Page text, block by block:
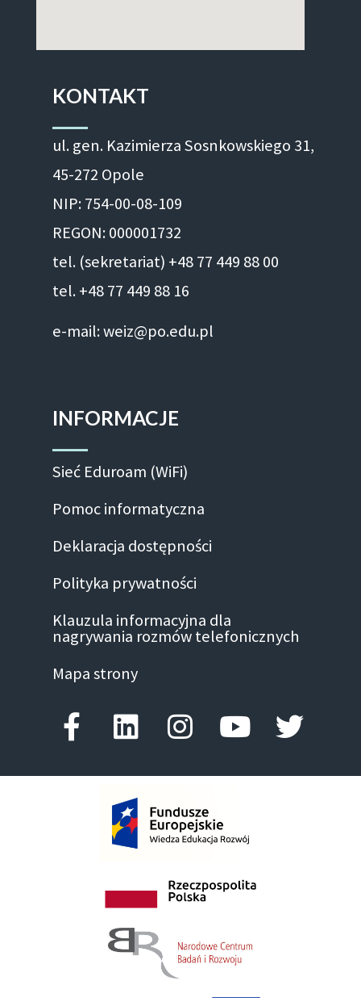
KONTAKT
ul. gen. Kazimierza Sosnkowskiego 31,
45-272 Opole
NIP: 754-00-08-109
REGON: 000001732
tel. (sekretariat) +48 77 449 88 00
tel. +48 77 449 88 16
e-mail: weiz@po.edu.pl
INFORMACJE
Sieć Eduroam (WiFi)
Pomoc informatyczna
Deklaracja dostępności
Polityka prywatności
Klauzula informacyjna dla
nagrywania rozmów telefonicznych
Mapa strony
Facebook-f
LinkedinInstagram
Youtube